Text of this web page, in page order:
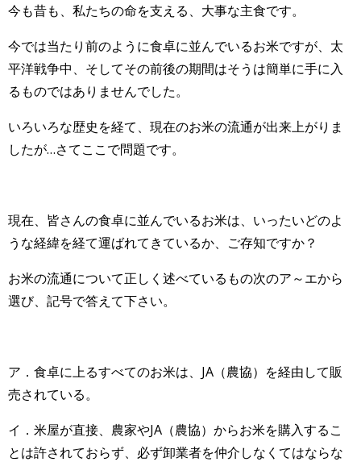
今も昔も、私たちの命を支える、大事な主食です。
今では当たり前のように食卓に並んでいるお米ですが、太
平洋戦争中、そしてその前後の期間はそうは簡単に手に入
るものではありませんでした。
いろいろな歴史を経て、現在のお米の流通が出来上がりま
したが…さてここで問題です。
現在、皆さんの食卓に並んでいるお米は、いったいどのよ
うな経緯を経て運ばれてきているか、ご存知ですか？
お米の流通について正しく述べているもの次のア～エから
選び、記号で答えて下さい。
ア．食卓に上るすべてのお米は、JA（農協）を経由して販
売されている。
イ．米屋が直接、農家やJA（農協）からお米を購入するこ
とは許されておらず、必ず卸業者を仲介しなくてはならな